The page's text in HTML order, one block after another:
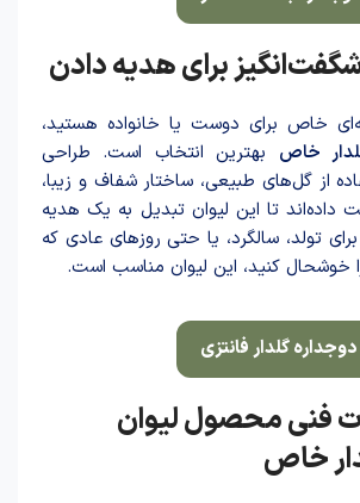
برای هدیه داد‌ن
خا‌ص برای دوست یا خانواده هستید،
خا‌ص بهترین انتخاب است. طراحی
از گل‌های طبیعی، ساختار شفاف و زیبا،
تا این لیوان تبدیل به یک هدیه
تولد، سالگرد، یا حتی روزهای عادی که
کنید، این لیوان مناسب است.
گلدار فانتزی
فنی محصول لیوان
خاص